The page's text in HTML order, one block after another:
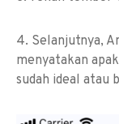
4. Selanjutnya,
menyatakan
sudah ideal atau